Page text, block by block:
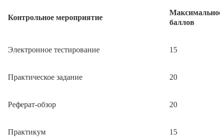
Контрольное мероприятие
баллов
Электронное тестирование 15
Практическое задание 20
Реферат-обзор 20
Практикум 15